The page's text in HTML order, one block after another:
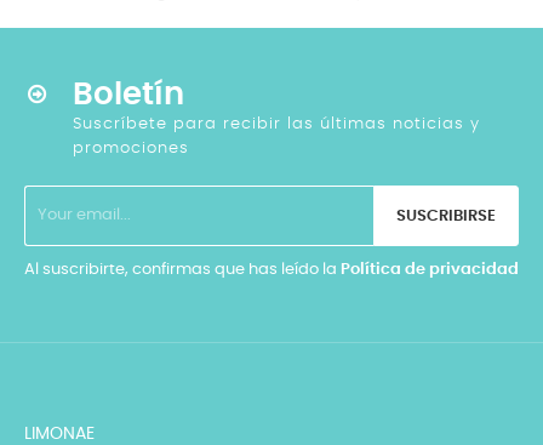
Boletín
Suscríbete para recibir las últimas noticias y
promociones
SUSCRIBIRSE
Al suscribirte, confirmas que has leído la Política de privacidad
LIMONAE